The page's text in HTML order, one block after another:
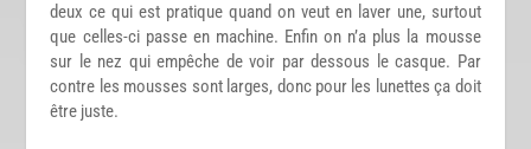
deux ce qui est pratique quand on veut en laver une, surtout
que celles-ci passe en machine. Enfin on n’a plus la mousse
sur le nez qui empêche de voir par dessous le casque. Par
contre les mousses sont larges, donc pour les lunettes ça doit
être juste.